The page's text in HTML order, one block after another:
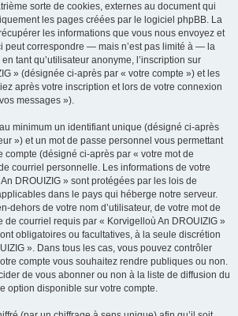
sorte de cookies, externes au document qui
les pages créées par le logiciel phpBB. La
les informations que vous nous envoyez et
peut correspondre — mais n’est pas limité à — la
tant qu’utilisateur anonyme, l’inscription sur
» (désignée ci-après par « votre compte ») et les
après votre inscription et lors de votre connexion
messages »).
minimum un identifiant unique (désigné ci-après
») et un mot de passe personnel vous permettant
compte (désigné ci-après par « votre mot de
courriel personnelle. Les informations de votre
DROUIZIG » sont protégées par les lois de
dans le pays qui héberge notre serveur.
dehors de votre nom d’utilisateur, de votre mot de
de courriel requis par « Korvigelloù An DROUIZIG »
obligatoires ou facultatives, à la seule discrétion
». Dans tous les cas, vous pouvez contrôler
compte vous souhaitez rendre publiques ou non.
de vous abonner ou non à la liste de diffusion du
option disponible sur votre compte.